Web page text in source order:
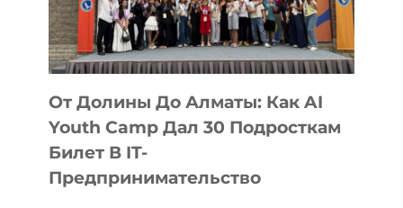
От Долины До Алматы: Как AI
Youth Camp Дал 30 Подросткам
Билет В IT-
Предпринимательство